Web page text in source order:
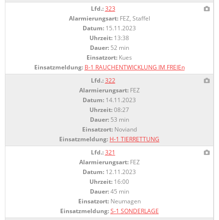
Lfd.: 323
Alarmierungsart:FEZ, Staffel
Datum: 15.11.2023
Uhrzeit: 13:38
Dauer:52 min
Einsatzort: Kues
Einsatzmeldung: B-1 RAUCHENTWICKLUNG IM FREIEn
Lfd.: 322
Alarmierungsart:FEZ
Datum: 14.11.2023
Uhrzeit:08:27
Dauer:53 min
Einsatzort:Noviand
Einsatzmeldung: H-1 TIERRETTUNG
Lfd.: 321
Alarmierungsart:FEZ
Datum: 12.11.2023
Uhrzeit: 16:00
Dauer:45 min
Einsatzort:Neumagen
Einsatzmeldung: S-1 SONDERLAGE